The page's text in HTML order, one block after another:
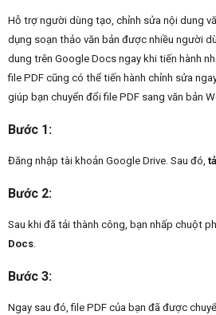
Hỗ trợ người dùng tạo, chỉnh sửa nội dung
dụng soạn thảo văn bản được nhiều người
dung trên Google Docs ngay khi tiến hành
file PDF cũng có thể tiến hành chỉnh sửa
giúp bạn chuyển đổi file PDF sang văn bản
Bước 1:
Đăng nhập tài khoản Google Drive. Sau đó,
Bước 2:
Sau khi đã tải thành công, bạn nhấp chuột
Docs.
Bước 3:
Ngay sau đó, file PDF của bạn đã được